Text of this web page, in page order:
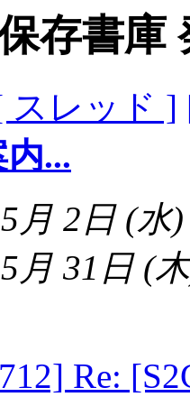
存書庫
スレッド ]
...
月 2日 (水
月 31日 (
Re: